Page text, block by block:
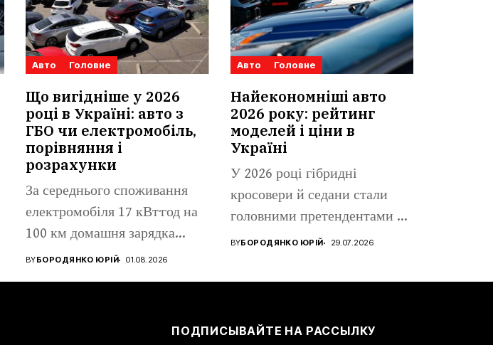
Авто Головне
Що вигідніше у 2026
році в Україні: авто з
ГБО чи електромобіль,
порівняння і
розрахунки
За середнього споживання
електромобіля 17 кВт·год на
100 км домашня зарядка
коштує...
BYБОРОДЯНКО ЮРІЙ 01.08.2026
Авто Головне
Найекономніші авто
2026 року: рейтинг
моделей і ціни в
Україні
У 2026 році гібридні
кросовери й седани стали
головними претендентами на
звання...
BYБОРОДЯНКО ЮРІЙ 29.07.2026
ПОДПИСЫВАЙТЕ НА РАССЫЛКУ